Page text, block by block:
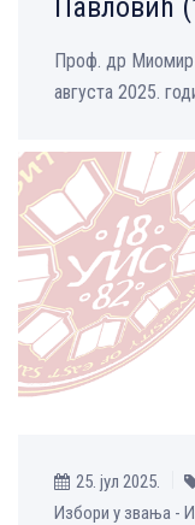
Павловић
Проф. др Миомир
августа 2025.
25. јул 2025.
Избори у звања -